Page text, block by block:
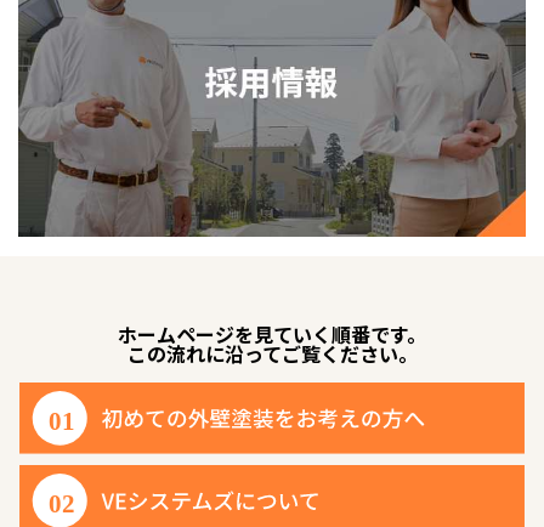
ホームページを見ていく順番です。
この流れに沿ってご覧ください。